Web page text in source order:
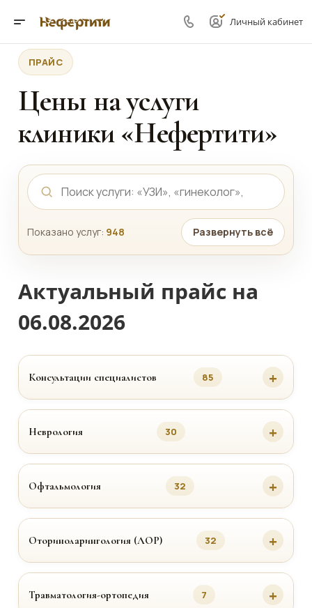
Личный кабинет
ПРАЙС
Цены на услуги
клиники «Нефертити»
Показано услуг: 948 Развернуть всё
Актуальный прайс на
06.08.2026
Консультации специалистов 85
Неврология 30
Офтальмология 32
Оториноларингология (ЛОР) 32
Травматология-ортопедия 7